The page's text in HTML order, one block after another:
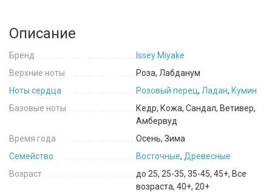
Описание
Бренд
Issey Miyake
Верхние ноты
Роза, Лабданум
Ноты сердца
Розовый перец, Ладан, Кумин
Базовые ноты
Кедр, Кожа, Сандал, Ветивер,
Амбервуд
Время года
Осень, Зима
Семейство
Восточные, Древесные
Возраст
до 25, 25-35, 35-45, 45+, Все
возраста, 40+, 20+